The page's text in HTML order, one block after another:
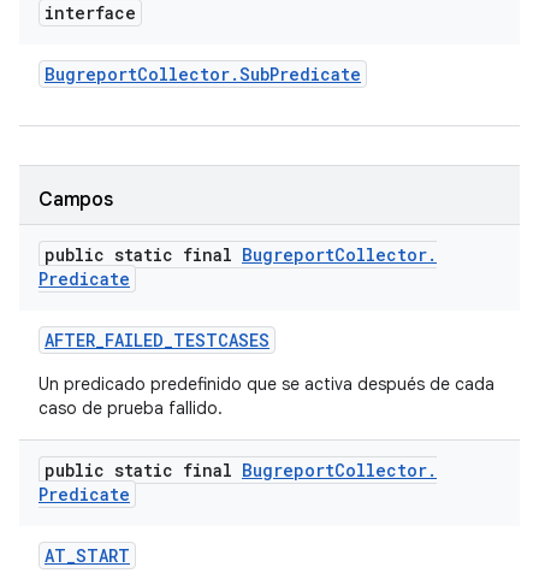
interface
BugreportCollector.SubPredicate
Campos
public static final BugreportCollector.
Predicate
AFTER_FAILED_TESTCASES
Un predicado predefinido que se activa después de cada
caso de prueba fallido.
public static final BugreportCollector.
Predicate
AT_START